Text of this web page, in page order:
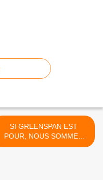
SI GREENSPAN EST
POUR, NOUS SOMMES
CONTRE >